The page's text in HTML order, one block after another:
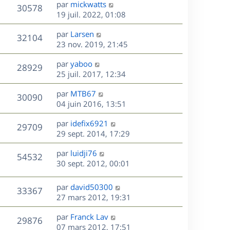
e
n
i
e
r
m
e
s
s
a
g
e
30578V
u
s
D
e
r
n
i
e
r
m
e
s
s
a
g
e
par mickwatts
19 juil. 2022, 01:08
32104V
u
s
D
e
r
n
i
e
r
m
e
s
s
a
g
e
par Larsen
23 nov. 2019, 21:45
28929V
u
s
D
e
r
n
i
e
r
m
e
s
s
a
g
e
par yaboo
25 juil. 2017, 12:34
30090V
u
s
D
e
r
n
i
e
r
m
e
s
s
a
g
e
par MTB67
04 juin 2016, 13:51
29709V
u
e
D
e
r
n
i
e
r
m
e
s
s
par idefix6921
29 sept. 2014, 17:29
54532V
u
e
D
e
n
i
e
r
m
par luidji76
30 sept. 2012, 00:01
33367V
u
e
D
e
r
n
i
par david50300
27 mars 2012, 19:31
29876V
D
e
par Franck Lav
07 mars 2012, 17:51